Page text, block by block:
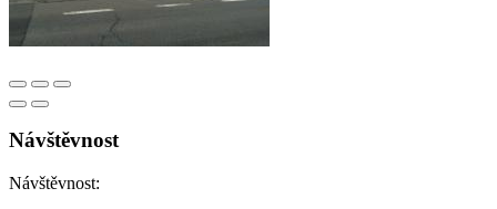
Návštěvnost
Návštěvnost: